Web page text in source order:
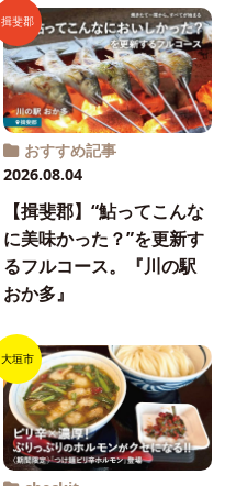
揖斐郡
おすすめ記事
2026.08.04
【揖斐郡】“鮎ってこんな
に美味かった？”を更新す
るフルコース。『川の駅
おか多』
大垣市